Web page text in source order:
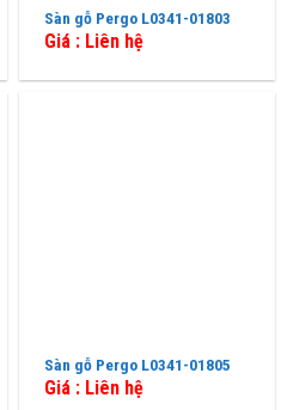
Sàn gỗ Pergo L0341-01803
Giá : Liên hệ
Sàn gỗ Pergo L0341-01805
Giá : Liên hệ